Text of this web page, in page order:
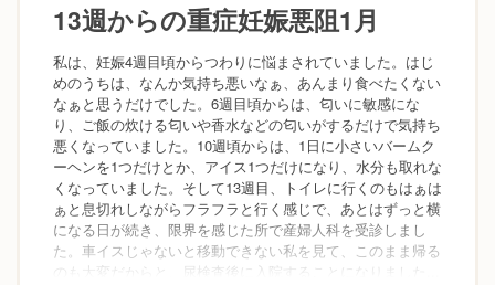
13週からの重症妊娠悪阻1月
私は、妊娠4週目頃からつわりに悩まされていました。はじ
めのうちは、なんか気持ち悪いなぁ、あんまり食べたくない
なぁと思うだけでした。6週目頃からは、匂いに敏感にな
り、ご飯の炊ける匂いや香水などの匂いがするだけで気持ち
悪くなっていました。10週頃からは、1日に小さいバームク
ーヘンを1つだけとか、アイス1つだけになり、水分も取れな
くなっていました。そして13週目、トイレに行くのもはぁは
ぁと息切れしながらフラフラと行く感じで、あとはずっと横
になる日が続き、限界を感じた所で産婦人科を受診しまし
た。車イスじゃないと移動できない私を見て、このまま帰る
のも大変だからと、尿検査後に入院することになりました...